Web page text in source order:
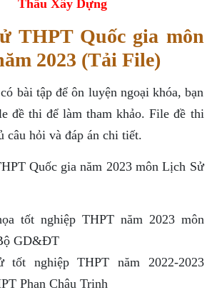
Thầu Xây Dựng
THPT Quốc gia môn
2023 (Tải File)
bài tập để ôn luyện ngoại khóa, bạn
đề thi để làm tham khảo. File đề thi
câu hỏi và đáp án chi tiết.
Quốc gia năm 2023 môn Lịch Sử
tốt nghiệp THPT năm 2023 môn
GD&ĐT
nghiệp THPT năm 2022-2023
Phan Châu Trinh